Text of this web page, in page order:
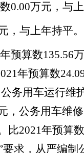
0.00万元，与上
，与上年持平。
预算数135.56
年预算数
公务用车运行维
，公务用车维
比2021年预算数
要求，从严编制